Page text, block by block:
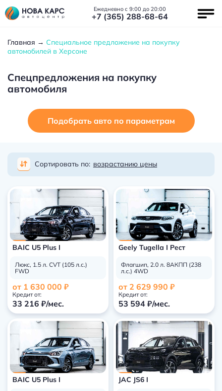
Ежедневно с 9:00 до 20:00
+7 (365) 288-68-64
Главная
Специальное предложение на покупку
автомобилей в Херсоне
Спецпредложения на покупку
автомобиля
Подобрать авто по параметрам
Сортировать по: возрастанию цены
BAIC U5 Plus I
Люкс, 1.5 л. CVT (105 л.с.)
FWD
от 1 630 000 ₽
Кредит от:
33 216 ₽/мес.
Geely Tugella I Рест
Флагшип, 2.0 л. 8АКПП (238
л.с.) 4WD
от 2 629 990 ₽
Кредит от:
53 594 ₽/мес.
BAIC U5 Plus I JAC JS6 I